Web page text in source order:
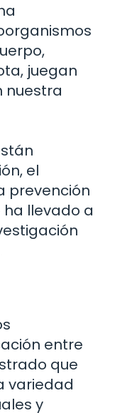
juegan
nuestra
el
prevención
llevado a
entre
que
variedad
y